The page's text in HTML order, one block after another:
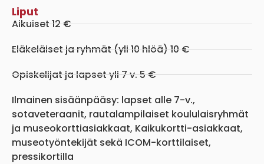
Liput
Aikuiset 12 €
Eläkeläiset ja ryhmät (yli 10 hlöä) 10 €
Opiskelijat ja lapset yli 7 v. 5 €
Ilmainen sisäänpääsy: lapset alle 7-v.,
sotaveteraanit, rautalampilaiset koululaisryhmät
ja museokorttiasiakkaat, Kaikukortti-asiakkaat,
museotyöntekijät sekä ICOM-korttilaiset,
pressikortilla